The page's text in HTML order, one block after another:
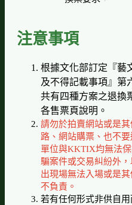
注意事項
根據文化部訂定『藝
及不得記載事項』第
共有四種方案之退換
各售票頁說明。
請勿於拍賣網站或是
路、網站購票、也不
單位與KKTIX均無法
騙案件或交易糾紛外
出現場無法入場或是
不負責。
若有任何形式非供自